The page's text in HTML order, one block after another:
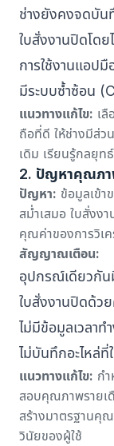
ช่างยังคงจดบัน
ใบสั่งงานปิดโดย
การใช้งานแอป
มีระบบซ้ำซ้อน
แนวทางแก้ไข: เ
ถือที่ดี ให้ช่างมีส่ว
เดิม เรียนรู้กลยุท
2. ปัญหาคุณภ
ปัญหา: ข้อมูลเข้า
สม่ำเสมอ ใบสั่งง
คุณค่าของการวิเค
สัญญาณเตือน:
อุปกรณ์เดียวกั
ใบสั่งงานปิดด้ว
ไม่มีข้อมูลเวลาท
ไม่บันทึกอะไหล่ที่
แนวทางแก้ไข: ก
สอบคุณภาพรายเ
สร้างมาตรฐานคุ
วินัยของผู้ใช้